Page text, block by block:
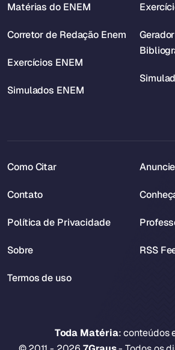
Matérias do ENEM
Corretor de Redação Enem
Exercícios ENEM
Simulados ENEM
Toda Matéria: conteúdos
Como Citar
Contato
Política de Privacidade
Sobre
Termos de uso
Anuncie
RSS